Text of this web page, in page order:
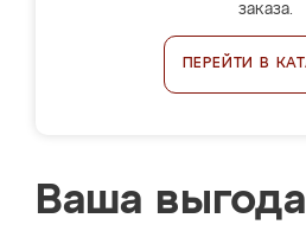
заказа.
ПЕРЕЙТИ В
Ваша